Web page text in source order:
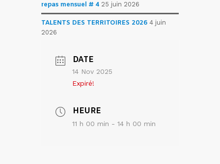
repas mensuel # 4 25 juin 2026
TALENTS DES TERRITOIRES 2026 4 juin
2026
DATE
14 Nov 2025
Expiré!
HEURE
11 h 00 min - 14 h 00 min